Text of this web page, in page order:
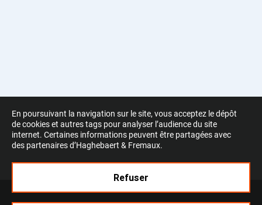
En poursuivant la navigation sur le site, vous acceptez le dépôt
de cookies et autres tags pour analyser l’audience du site
internet. Certaines informations peuvent être partagées avec
des partenaires d’Haghebaert & Fremaux.
Refuser